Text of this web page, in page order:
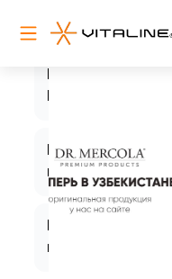
HTP5
L-
глютамин
1
карнозин